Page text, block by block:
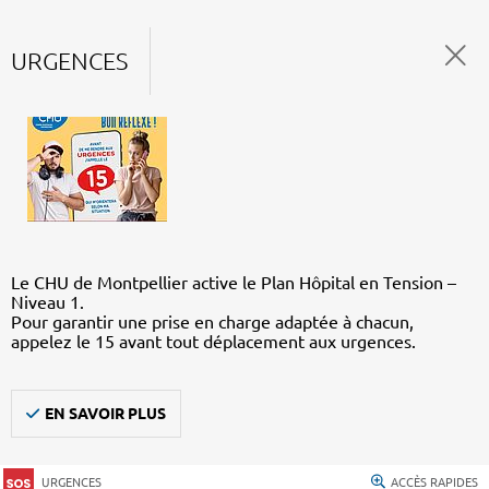
URGENCES
Le CHU de Montpellier active le Plan Hôpital en Tension –
Niveau 1.
Pour garantir une prise en charge adaptée à chacun,
appelez le 15 avant tout déplacement aux urgences.
EN SAVOIR PLUS
URGENCES ACCÈS RAPIDES